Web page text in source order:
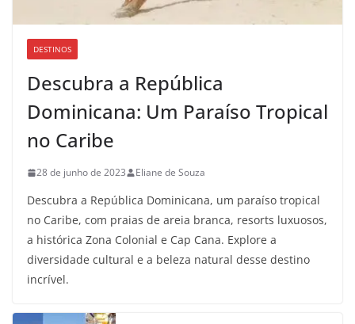
DESTINOS
Descubra a República
Dominicana: Um Paraíso Tropical
no Caribe
28 de junho de 2023 Eliane de Souza
Descubra a República Dominicana, um paraíso tropical
no Caribe, com praias de areia branca, resorts luxuosos,
a histórica Zona Colonial e Cap Cana. Explore a
diversidade cultural e a beleza natural desse destino
incrível.